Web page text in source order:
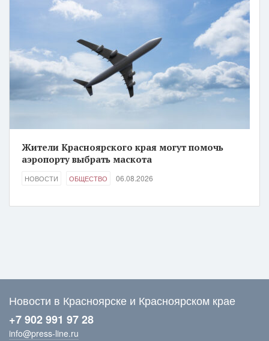
Жители Красноярского края могут помочь
аэропорту выбрать маскота
НОВОСТИ ОБЩЕСТВО 06.08.2026
Новости в Красноярске и Красноярском крае
+7 902 991 97 28
info@press-line.ru